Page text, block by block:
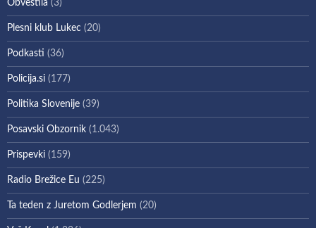
Obvestila (3)
Plesni klub Lukec (20)
Podkasti (36)
Policija.si (177)
Politika Slovenije (39)
Posavski Obzornik (1.043)
Prispevki (159)
Radio Brežice Eu (225)
Ta teden z Juretom Godlerjem (20)